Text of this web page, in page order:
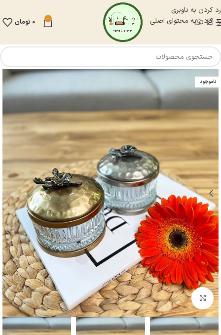
رد کردن به ناوبری
رد کردن به محتوای اصلی
0
0 تومان
ناموجود
بزرگنمایی تصویر